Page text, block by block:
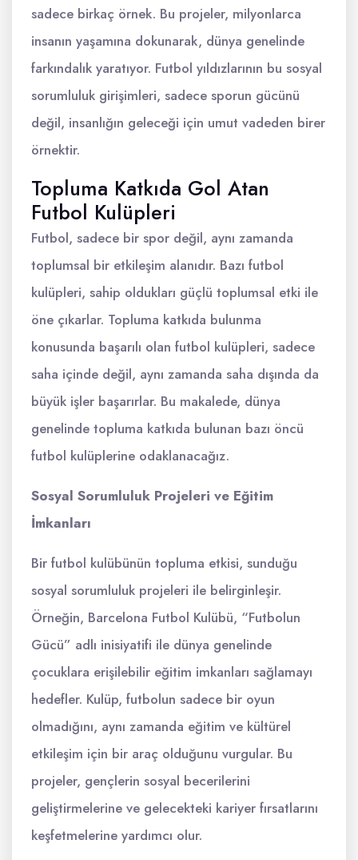
sadece birkaç örnek. Bu projeler, milyonlarca
insanın yaşamına dokunarak, dünya genelinde
farkındalık yaratıyor. Futbol yıldızlarının bu sosyal
sorumluluk girişimleri, sadece sporun gücünü
değil, insanlığın geleceği için umut vadeden birer
örnektir.
Topluma Katkıda Gol Atan
Futbol Kulüpleri
Futbol, sadece bir spor değil, aynı zamanda
toplumsal bir etkileşim alanıdır. Bazı futbol
kulüpleri, sahip oldukları güçlü toplumsal etki ile
öne çıkarlar. Topluma katkıda bulunma
konusunda başarılı olan futbol kulüpleri, sadece
saha içinde değil, aynı zamanda saha dışında da
büyük işler başarırlar. Bu makalede, dünya
genelinde topluma katkıda bulunan bazı öncü
futbol kulüplerine odaklanacağız.
Sosyal Sorumluluk Projeleri ve Eğitim
İmkanları
Bir futbol kulübünün topluma etkisi, sunduğu
sosyal sorumluluk projeleri ile belirginleşir.
Örneğin, Barcelona Futbol Kulübü, “Futbolun
Gücü” adlı inisiyatifi ile dünya genelinde
çocuklara erişilebilir eğitim imkanları sağlamayı
hedefler. Kulüp, futbolun sadece bir oyun
olmadığını, aynı zamanda eğitim ve kültürel
etkileşim için bir araç olduğunu vurgular. Bu
projeler, gençlerin sosyal becerilerini
geliştirmelerine ve gelecekteki kariyer fırsatlarını
keşfetmelerine yardımcı olur.